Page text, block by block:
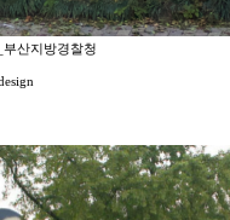
산지방경찰청